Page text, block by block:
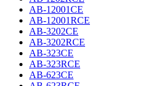
AB-12001CE
AB-12001RCE
AB-3202CE
AB-3202RCE
AB-323CE
AB-323RCE
AB-623CE